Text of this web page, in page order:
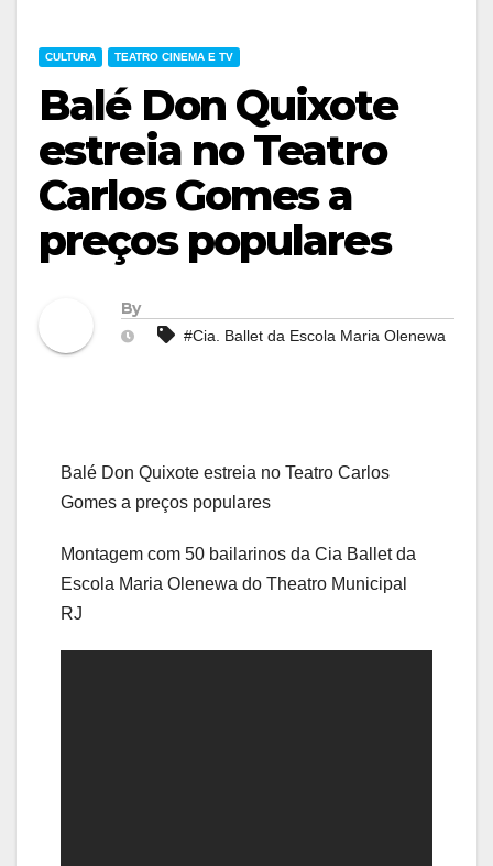
CULTURA TEATRO CINEMA E TV
Balé Don Quixote
estreia no Teatro
Carlos Gomes a
preços populares
By
#Cia. Ballet da Escola Maria Olenewa
Balé Don Quixote estreia no Teatro Carlos
Gomes a preços populares
Montagem com 50 bailarinos da Cia Ballet da
Escola Maria Olenewa do Theatro Municipal
RJ